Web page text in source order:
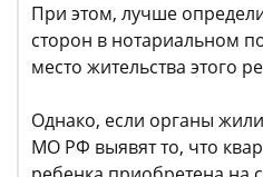
При этом, лучше
сторон в нотариальном
место жительства этого
Однако, если органы
МО РФ выявят то, что